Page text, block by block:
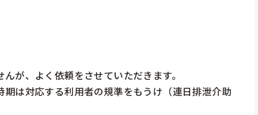
が、よく依頼をさせていただきます。
は対応する利用者の規準をもうけ（連日排泄介助